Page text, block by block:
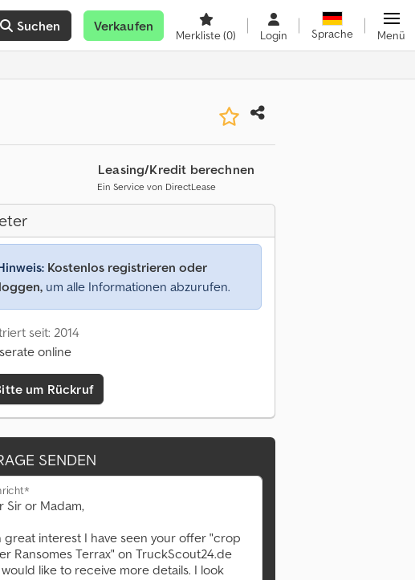
Suchen Verkaufen
Merkliste(0) Login Sprache Menü
Leasing/Kredit berechnen
Ein Service von DirectLease
Kostenlos registrieren oder
um alle Informationen abzurufen.
seit: 2014
online
um Rückruf
SENDEN